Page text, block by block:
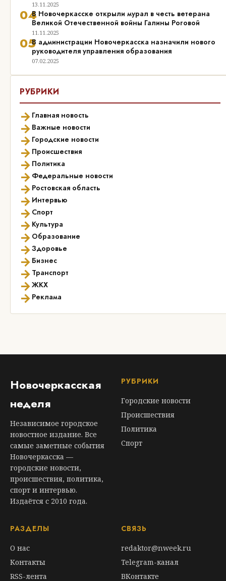
13.11.2025
04В Новочеркасске открыли мурал в честь ветерана
Великой Отечественной войны Галины Роговой
11.11.2025
05В администрации Новочеркасска назначили нового
руководителя управления образования
07.02.2025
РУБРИКИ
→ Главная новость
→ Важные новости
→ Городские новости
→ Происшествия
→ Политика
→ Федеральные новости
→ Ростовская область
→ Интервью
→ Спорт
→ Культура
→ Образование
→Здоровье
→ Бизнес
→ Транспорт
→ЖКХ
→ Реклама
Новочеркасская
неделя
Независимое городское
новостное издание. Все
самые заметные события
Новочеркасска —
городские новости,
происшествия, политика,
спорт и интервью.
Издаётся с 2010 года.
РУБРИКИ
Городские новости
Происшествия
Политика
Спорт
РАЗДЕЛЫ
О нас
Контакты
RSS-лента
СВЯЗЬ
redaktor@nweek.ru
Telegram-канал
ВКонтакте